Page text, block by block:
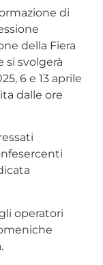
di
della Fiera
si svolgerà
6 e 13 aprile
dalle ore
operatori